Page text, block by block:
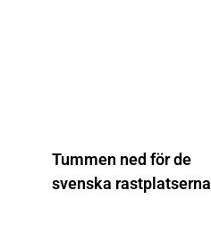
Tummen ned för de
svenska rastplatserna